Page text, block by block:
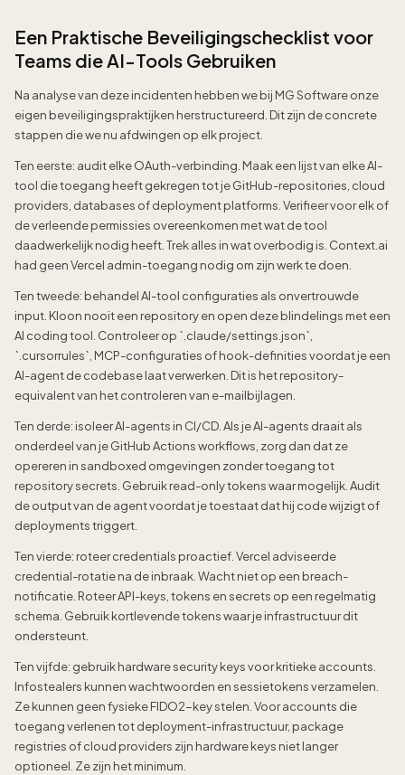
Een Praktische Beveiligingschecklist voor
Teams die AI-Tools Gebruiken
Na analyse van deze incidenten hebben we bij MG Software onze
eigen beveiligingspraktijken herstructureerd. Dit zijn de concrete
stappen die we nu afdwingen op elk project.
Ten eerste: audit elke OAuth-verbinding. Maak een lijst van elke AI-
tool die toegang heeft gekregen tot je GitHub-repositories, cloud
providers, databases of deployment platforms. Verifieer voor elk of
de verleende permissies overeenkomen met wat de tool
daadwerkelijk nodig heeft. Trek alles in wat overbodig is. Context.ai
had geen Vercel admin-toegang nodig om zijn werk te doen.
Ten tweede: behandel AI-tool configuraties als onvertrouwde
input. Kloon nooit een repository en open deze blindelings met een
AI coding tool. Controleer op `.claude/settings.json`,
`.cursorrules`, MCP-configuraties of hook-definities voordat je een
AI-agent de codebase laat verwerken. Dit is het repository-
equivalent van het controleren van e-mailbijlagen.
Ten derde: isoleer AI-agents in CI/CD. Als je AI-agents draait als
onderdeel van je GitHub Actions workflows, zorg dan dat ze
opereren in sandboxed omgevingen zonder toegang tot
repository secrets. Gebruik read-only tokens waar mogelijk. Audit
de output van de agent voordat je toestaat dat hij code wijzigt of
deployments triggert.
Ten vierde: roteer credentials proactief. Vercel adviseerde
credential-rotatie na de inbraak. Wacht niet op een breach-
notificatie. Roteer API-keys, tokens en secrets op een regelmatig
schema. Gebruik kortlevende tokens waar je infrastructuur dit
ondersteunt.
Ten vijfde: gebruik hardware security keys voor kritieke accounts.
Infostealers kunnen wachtwoorden en sessietokens verzamelen.
Ze kunnen geen fysieke FIDO2-key stelen. Voor accounts die
toegang verlenen tot deployment-infrastructuur, package
registries of cloud providers zijn hardware keys niet langer
optioneel. Ze zijn het minimum.